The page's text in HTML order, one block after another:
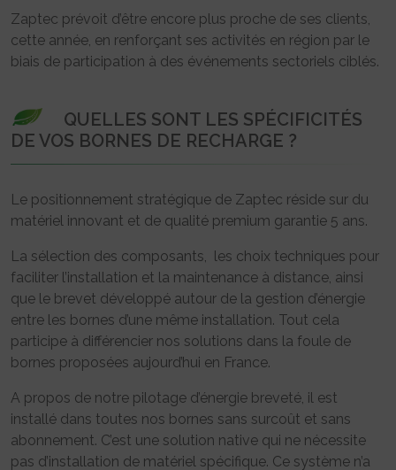
Zaptec prévoit d’être encore plus proche de ses clients,
cette année, en renforçant ses activités en région par le
biais de participation à des événements sectoriels ciblés.
QUELLES SONT LES SPÉCIFICITÉS
DE VOS BORNES DE RECHARGE ?
Le positionnement stratégique de Zaptec réside sur du
matériel innovant et de qualité premium garantie 5 ans.
La sélection des composants, les choix techniques pour
faciliter l’installation et la maintenance à distance, ainsi
que le brevet développé autour de la gestion d’énergie
entre les bornes d’une même installation. Tout cela
participe à différencier nos solutions dans la foule de
bornes proposées aujourd’hui en France.
A propos de notre pilotage d’énergie breveté, il est
installé dans toutes nos bornes sans surcoût et sans
abonnement. C’est une solution native qui ne nécessite
pas d’installation de matériel spécifique. Ce système n’a